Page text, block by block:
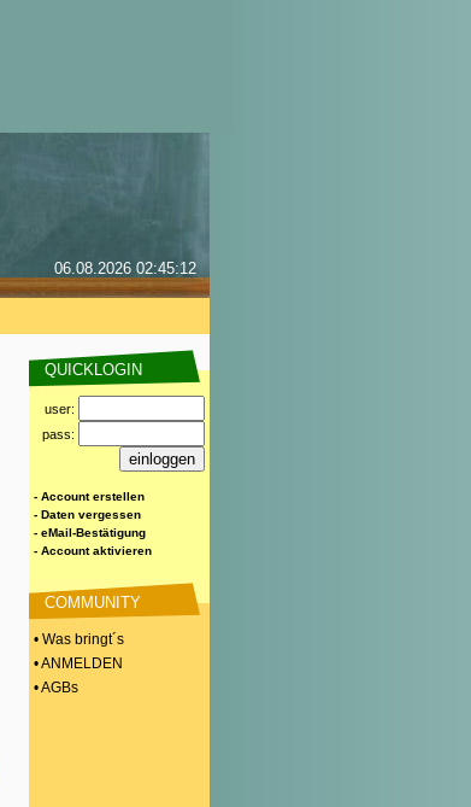
06.08.2026 02:45:12
QUICKLOGIN
user:
pass:
- Account erstellen
- Daten vergessen
- eMail-Bestätigung
- Account aktivieren
COMMUNITY
• Was bringt´s
• ANMELDEN
• AGBs